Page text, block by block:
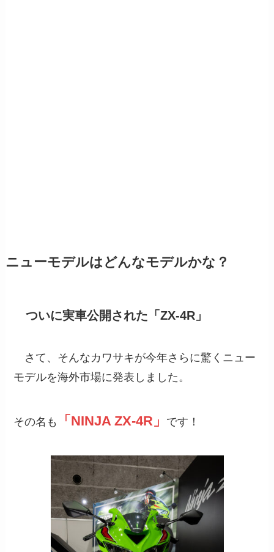
ニューモデルはどんなモデルかな？
ついに実車公開された「ZX-4R」
さて、そんなカワサキが今年さらに驚くニュー
モデルを海外市場に発表しました。
その名も 「NINJA ZX-4R」 です！